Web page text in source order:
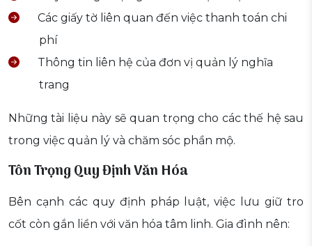
Các giấy tờ liên quan đến việc thanh toán chi
phí
Thông tin liên hệ của đơn vị quản lý nghĩa
trang
Những tài liệu này sẽ quan trọng cho các thế hệ sau
trong việc quản lý và chăm sóc phần mộ.
Tôn Trọng Quy Định Văn Hóa
Bên cạnh các quy định pháp luật, việc lưu giữ tro
cốt còn gắn liền với văn hóa tâm linh. Gia đình nên: